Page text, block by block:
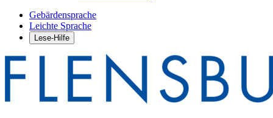
Gebärdensprache
Leichte Sprache
Lese-Hilfe